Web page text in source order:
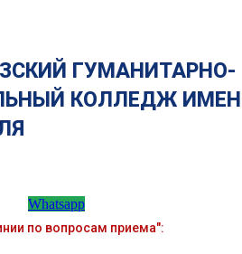
ГУМАНИТАРНО-
КОЛЛЕДЖ
Whatsapp
по вопросам приема":